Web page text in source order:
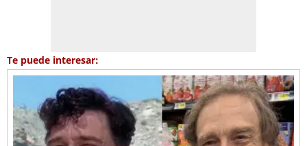
Te puede interesar: